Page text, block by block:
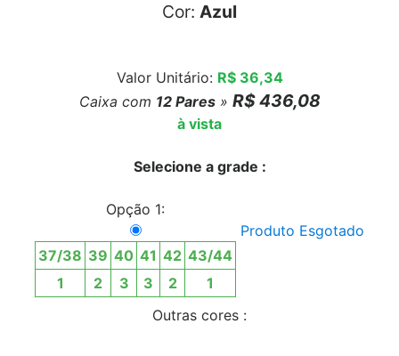
Cor: Azul
Valor Unitário: R$ 36,34
Caixa com 12Pares» R$ 436,08
à vista
Selecione a grade :
Opção 1:
37/38 39 40 41 42 43/44
1
2 3 3 2 1
Produto Esgotado
Outras cores :